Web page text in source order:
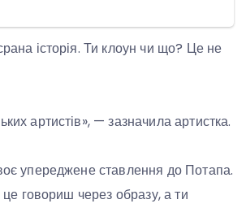
історія. Ти клоун чи що? Це не
артистів», — зазначила артистка.
упереджене ставлення до Потапа.
це говориш через образу, а ти